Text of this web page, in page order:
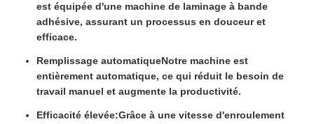
est équipée d'une machine de laminage à bande
adhésive, assurant un processus en douceur et
efficace.
Remplissage automatiqueNotre machine est
entièrement automatique, ce qui réduit le besoin de
travail manuel et augmente la productivité.
Efficacité élevée:Grâce à une vitesse d'enroulement